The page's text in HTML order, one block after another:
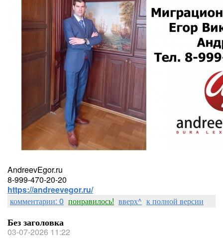
AndreevEgor.ru
8-999-470-20-20
https://andreevegor.ru/
комментарии: 0 понравилось! вверх^ к полной версии
Без заголовка
03-07-2026 11:22